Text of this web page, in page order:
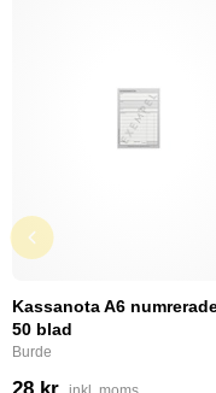
Kassanota A6
50 blad
Burde